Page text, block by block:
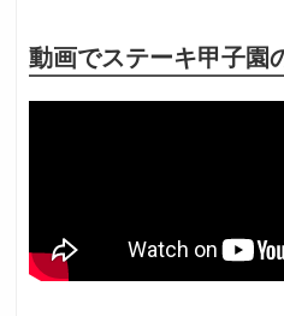
動画でステーキ甲子園